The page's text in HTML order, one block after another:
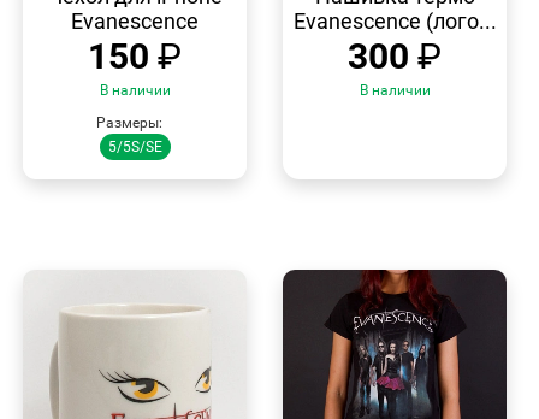
Evanescence
150 ₽
В наличии
Размеры:
5/5S/SE
Evanescence (лого...
300 ₽
В наличии